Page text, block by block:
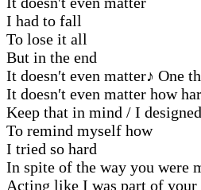
I had to fall
To lose it all
But in the end
It doesn′t even matter♪ One
It doesn′t even matter how
Keep that in mind / I
To remind myself how
I tried so hard
In spite of the way you were
Acting like I was part of your